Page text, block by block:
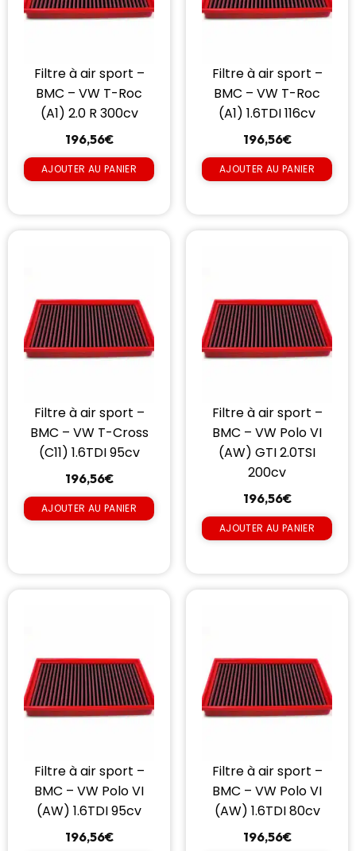
Filtre à air sport –
BMC – VW T-Roc
(A1) 2.0 R 300cv
196,56€
AJOUTER AU PANIER
Filtre à air sport –
BMC – VW T-Roc
(A1) 1.6TDI 116cv
196,56€
AJOUTER AU PANIER
Filtre à air sport –
BMC – VW T-Cross
(C11) 1.6TDI 95cv
196,56€
AJOUTER AU PANIER
Filtre à air sport –
BMC – VW Polo VI
(AW) GTI 2.0TSI
200cv
196,56€
AJOUTER AU PANIER
Filtre à air sport –
BMC – VW Polo VI
(AW) 1.6TDI 95cv
196,56€
Filtre à air sport –
BMC – VW Polo VI
(AW) 1.6TDI 80cv
196,56€